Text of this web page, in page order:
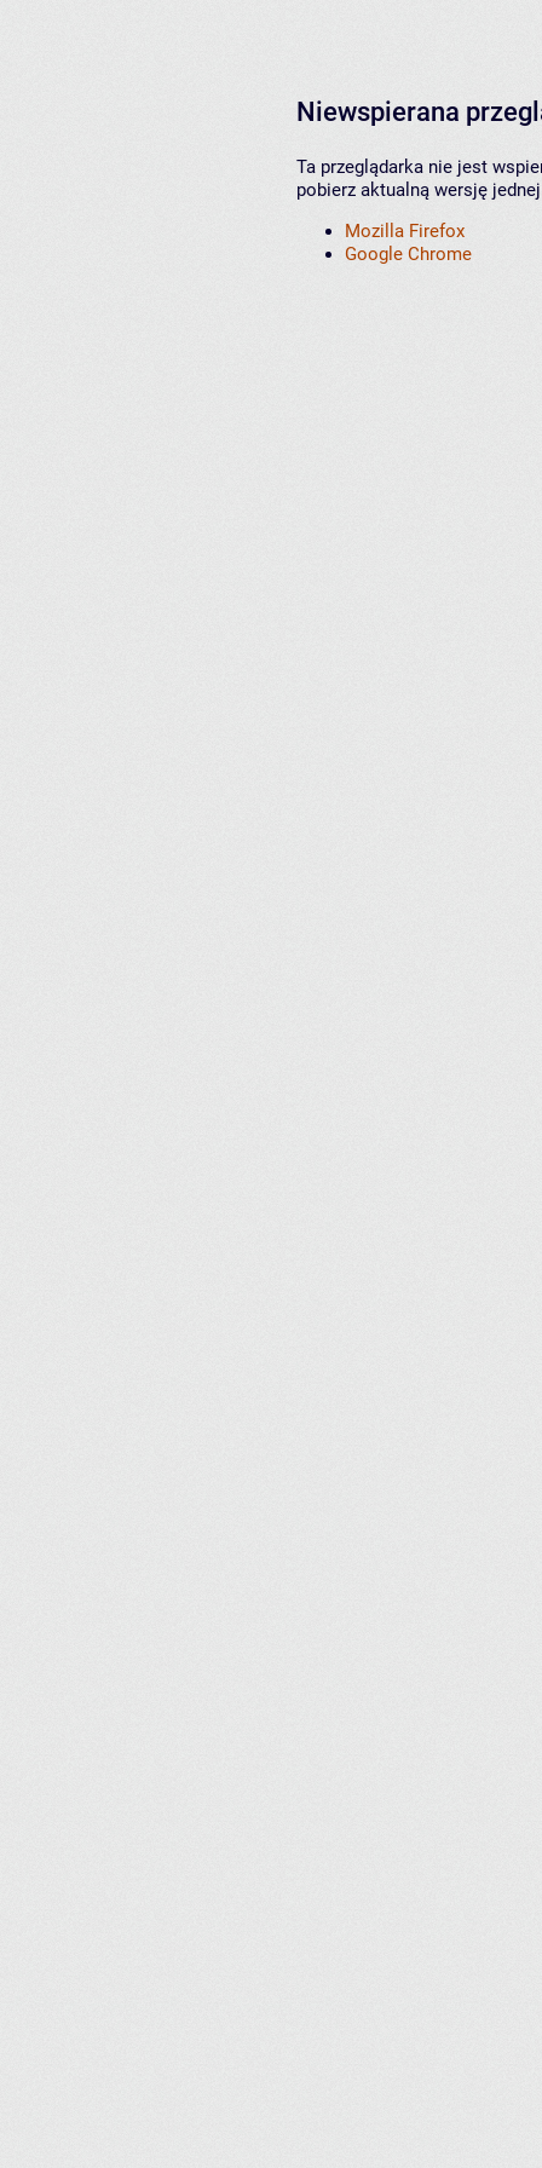
Niewspierana
Ta przeglądarka nie jest
pobierz aktualną wersję
Mozilla Firefox
Google Chrome